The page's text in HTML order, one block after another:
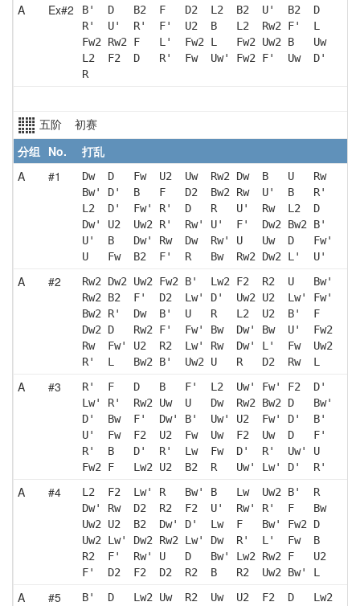
A Ex#2
B'  D   B2  F   D2  L2  B2  U'  B2  D
R'  U'  R'  F'  U2  B   L2  Rw2 F'  L
Fw2 Rw2 F   L'  Fw2 L   Fw2 Uw2 B   Uw
L2  F2  D   R'  Fw  Uw' Fw2 F'  Uw  D'
R
五阶 初赛
分组 No.
打乱
A
#1
Dw  D   Fw  U2  Uw  Rw2 Dw  B   U   Rw
Bw' D'  B   F   D2  Bw2 Rw  U'  B   R'
L2  D'  Fw' R'  D   R   U'  Rw  L2  D
Dw' U2  Uw2 R'  Rw' U'  F'  Dw2 Bw2 B'
U'  B   Dw' Rw  Dw  Rw' U   Uw  D   Fw'
U   Fw  B2  F'  R   Bw  Rw2 Dw2 L'  U'
A #2
Rw2 Dw2 Uw2 Fw2 B'  Lw2 F2  R2  U   Bw'
Rw2 B2  F'  D2  Lw' D'  Uw2 U2  Lw' Fw'
Bw2 R'  Dw  B'  U   R   L2  U2  B'  F
Dw2 D   Rw2 F'  Fw' Bw  Dw' Bw  U'  Fw2
Rw  Fw' U2  R2  Lw' Rw  Dw' L'  Fw  Uw2
R'  L   Bw2 B'  Uw2 U   R   D2  Rw  L
A #3
R'  F   D   B   F'  L2  Uw' Fw' F2  D'
Lw' R'  Rw2 Uw  U   Dw  Rw2 Bw2 D   Bw'
D'  Bw  F'  Dw' B'  Uw' U2  Fw' D'  B'
U'  Fw  F2  U2  Fw  Uw  F2  Uw  D   F'
R'  B   D'  R'  Lw  Fw  D'  R'  Uw' U
Fw2 F   Lw2 U2  B2  R   Uw' Lw' D'  R'
A #4
L2  F2  Lw' R   Bw' B   Lw  Uw2 B'  R
Dw' Rw  D2  R2  F2  U'  Rw' R'  F   Bw
Uw2 U2  B2  Dw' D'  Lw  F   Bw' Fw2 D
Uw2 Lw' Dw2 Rw2 Lw' Dw  R'  L'  Fw  B
R2  F'  Rw' U   D   Bw' Lw2 Rw2 F   U2
F'  D2  F2  D2  R2  B   R2  Uw2 Bw' L
A #5
B'  D   Lw2 Uw  R2  Uw  U2  F2  D   Lw2